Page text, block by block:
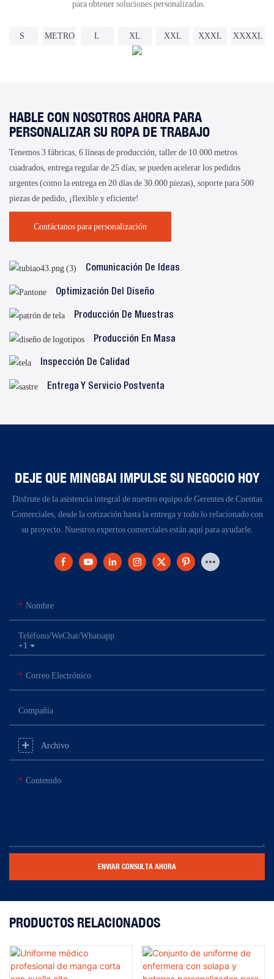
para obtener soluciones personalizadas.
S METRO L XL XXL XXXL XXXXL
HABLE CON NOSOTROS AHORA PARA
PERSONALIZAR SU ROPA DE TRABAJO
Tenemos 3 fábricas, 6 líneas de producción, taller de 10.000 metros
cuadrados, entrega regular de 25 días, se pueden acelerar los pedidos
urgentes (como la entrega en 20 días de 30.000 piezas), soporte para 500
piezas de pedido, ¡flexible y eficiente!
Contáctanos para personalización
Comunicación De Ideas
Optimización Del Diseño
Producción De Muestras
Producción En Masa
Inspección De Calidad
Entrega Y Servicio Postventa
DEJE QUE MINGBAI IMPULSE SU NEGOCIO HOY
Disfrute de la asistencia integral de nuestro equipo de Gerentes de Cuentas
Comerciales, desde la cotización hasta la entrega y todo lo relacionado con
su proyecto. Nuestros expertos comerciales están aquí para ayudarle.
Nombre
+1
Teléfono/WeChat/Whatsapp
Correo Electrónico
Compañía
Archivo
Contenido
ENVIAR CONSULTA AHORA
PRODUCTOS RELACIONADOS